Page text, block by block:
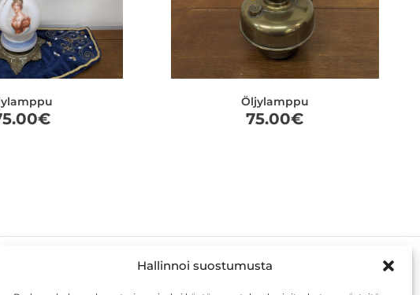
Hallinnoi suostumusta
€
Öljylamppu
75.00€